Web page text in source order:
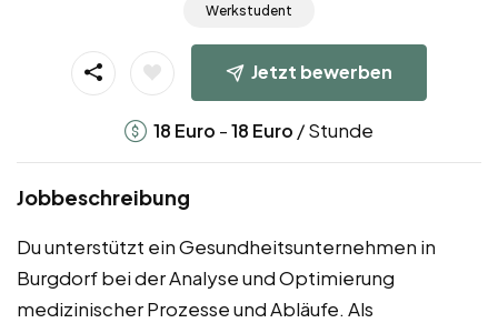
Werkstudent
Jetzt bewerben
18 Euro -18 Euro / Stunde
Jobbeschreibung
Du unterstützt ein Gesundheitsunternehmen in
Burgdorf bei der Analyse und Optimierung
medizinischer Prozesse und Abläufe. Als